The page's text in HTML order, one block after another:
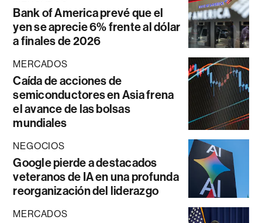
Bank of America prevé que el
yen se aprecie 6% frente al dólar
a finales de 2026
MERCADOS
Caída de acciones de
semiconductores en Asia frena
el avance de las bolsas
mundiales
NEGOCIOS
Google pierde a destacados
veteranos de IA en una profunda
reorganización del liderazgo
MERCADOS